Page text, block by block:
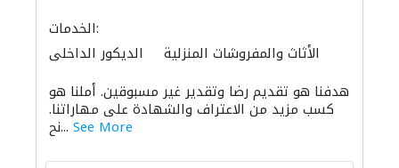
الخدمات:
الديكور الداخلي
الأثاث والمفروشات المنزلية
هدفنا هو تقديم رضا وتقدير غير مسبوقين. أملنا هو
كسب مزيد من الاعتراف والشهادة على مهاراتنا.
نح... See More